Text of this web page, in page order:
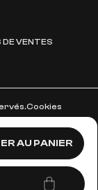
AU PANIER
DE VENTES
Cookies